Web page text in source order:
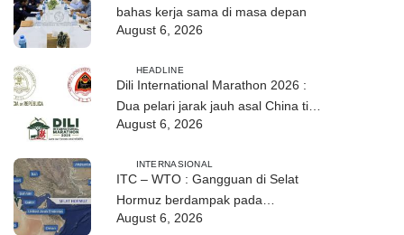
bahas kerja sama di masa depan
August 6, 2026
HEADLINE
Dili International Marathon 2026 :
Dua pelari jarak jauh asal China tiba
di Dili
August 6, 2026
INTERNASIONAL
ITC – WTO : Gangguan di Selat
Hormuz berdampak pada
perdagangan energi, pupuk, dan
August 6, 2026